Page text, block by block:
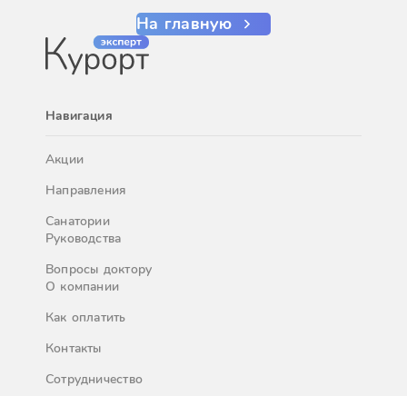
На главную
Навигация
Акции
Направления
Санатории
Руководства
Вопросы доктору
О компании
Как оплатить
Контакты
Сотрудничество